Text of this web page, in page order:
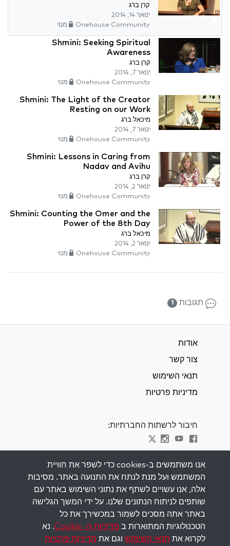
קרן ברג
ינואר 14, 2014
Onehouse Community מנוי
Shmini: Seeking Spiritual
Awareness
קרן ברג
ינואר 7, 2014
Onehouse Community מנוי
Shmini: The Light of the Creator
Resting on our Work
מיכאל ברג
ינואר 7, 2014
Onehouse Community מנוי
Shmini: Lessons in Caring from
Nadav and Avihu
קרן ברג
ינואר 2, 2014
Onehouse Community מנוי
Shmini: Counting the Omer and the
Power of the 8th Day
מיכאל ברג
ינואר 2, 2014
Onehouse Community מנוי
תגובות 1
אודות
צור קשר
תנאי השימוש
מדיניות פרטיות
חיבור לרשתות החברתיות:
השאר מעודכן
הירשם לרשימת התפוצה שלנו וקבל השראה
שבועית למייל שלך.
הירשם
אנו משתמשים ב-cookies כדי לשפר את חוויית
המשתמש ועל מנת לנתח את התנועה באתר. מסיבות
אלה, אנו עשויים לשתף את נתוני השימוש באתר עם
שותפים לניתוח הנתונים שלנו. על ידי המשך הגלישה
באתר אתה מסכים לשמור במכשירך את כל
הטכנולוגיות המתוארות ב מדיניות ה- Cookie
. נא
לקרוא את תנאי השימוש וגם את מדיניות פרטיות